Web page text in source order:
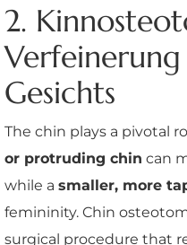
2.
Gesichts
The chin plays a pivotal
or protruding chin can
while a smaller, more
femininity. Chin
surgical procedure that